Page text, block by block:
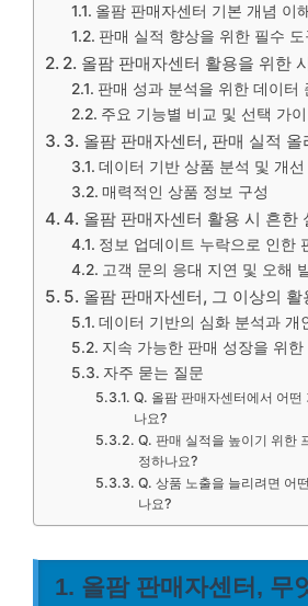
올팜 판매자센터 기본 개념 이
판매 실적 향상을 위한 필수 도
2. 올팜 판매자센터 활용을 위한
판매 성과 분석을 위한 데이터
주요 기능별 비교 및 선택 가이
3. 올팜 판매자센터, 판매 실적
데이터 기반 상품 분석 및 개선
매력적인 상품 정보 구성
4. 올팜 판매자센터 활용 시 흔한
정보 업데이트 누락으로 인한
고객 문의 응대 지연 및 오해
5. 올팜 판매자센터, 그 이상의
데이터 기반의 심화 분석과 개
지속 가능한 판매 성장을 위한
자주 묻는 질문
Q. 올팜 판매자센터에서 어떤
나요?
Q. 판매 실적을 높이기 위한
정하나요?
Q. 상품 노출을 늘리려면 어
나요?
1. 올팜 판매자센터, 무